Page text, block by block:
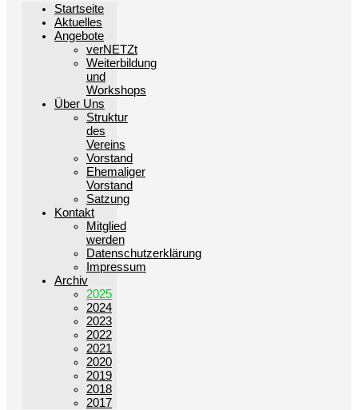
Startseite
Aktuelles
Angebote
verNETZt
Weiterbildung
und
Workshops
Über Uns
Struktur
des
Vereins
Vorstand
Ehemaliger
Vorstand
Satzung
Kontakt
Mitglied
werden
Datenschutzerklärung
Impressum
Archiv
2025
2024
2023
2022
2021
2020
2019
2018
2017